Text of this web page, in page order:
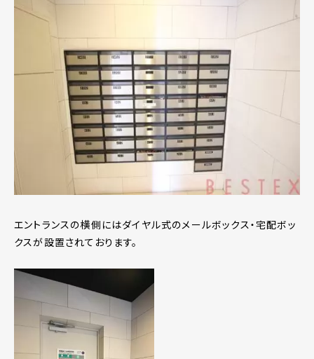
エントランスの横側にはダイヤル式のメールボックス・宅配ボッ
クスが設置されております。